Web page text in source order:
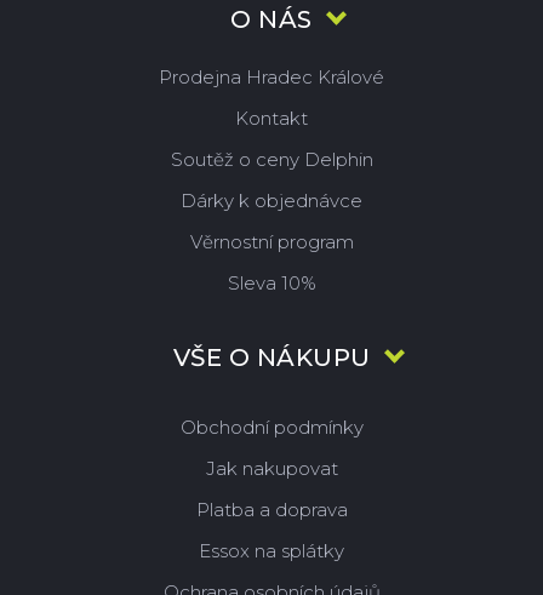
O NÁS
Prodejna Hradec Králové
Kontakt
Soutěž o ceny Delphin
Dárky k objednávce
Věrnostní program
Sleva 10%
VŠE O NÁKUPU
Obchodní podmínky
Jak nakupovat
Platba a doprava
Essox na splátky